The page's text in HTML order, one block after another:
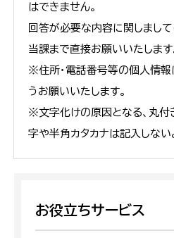
はできません。
回答が必要な内容に関しまし
当課まで直接お願いいたします
※住所・電話番号等の個人情
うお願いいたします。
※文字化けの原因となる、丸
字や半角カタカナは記入しない
お役立ちサービス